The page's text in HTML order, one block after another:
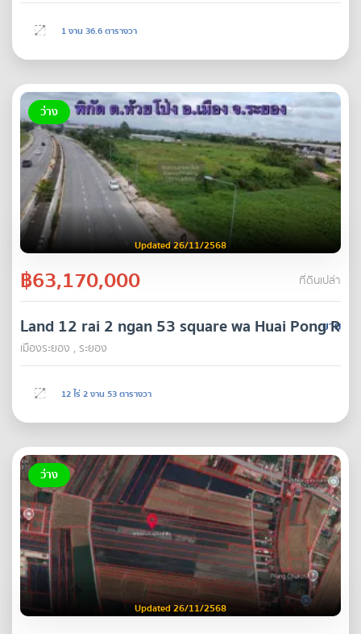
1 งาน 36.6 ตารางวา
ว่าง
Updated 26/11/2568
฿63,170,000 ที่ดินเปล่า
ขาย
Land 12 rai 2 ngan 53 square wa Huai Pong
เมืองระยอง , ระยอง
12 ไร่ 2 งาน 53 ตารางวา
ว่าง
Updated 26/11/2568